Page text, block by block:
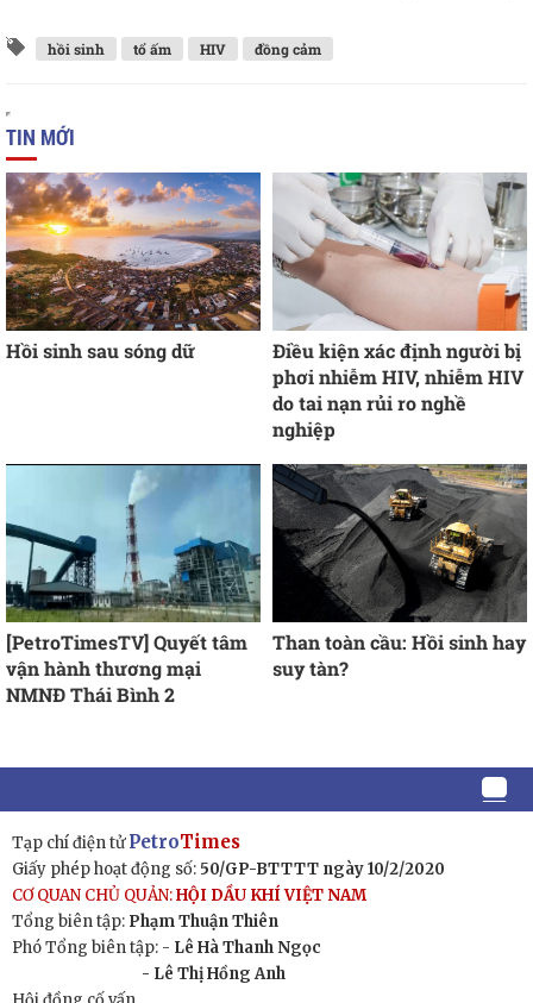
hồi sinh tổ ấm HIV đồng cảm
TIN MỚI
Hồi sinh sau sóng dữ
Điều kiện xác định người bị
phơi nhiễm HIV, nhiễm HIV
do tai nạn rủi ro nghề
nghiệp
[PetroTimesTV] Quyết tâm
vận hành thương mại
NMNĐ Thái Bình 2
Than toàn cầu: Hồi sinh hay
suy tàn?
Tạp chí điện tửPetroTimes
Giấy phép hoạt động số: 50/GP-BTTTT ngày 10/2/2020
CƠ QUAN CHỦ QUẢN:HỘI DẦU KHÍ VIỆT NAM
Tổng biên tập: Phạm Thuận Thiên
Phó Tổng biên tập: - Lê Hà Thanh Ngọc
- Lê Thị Hồng Anh